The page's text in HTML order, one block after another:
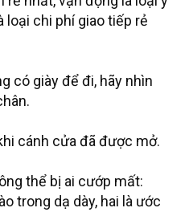
loại chi phí giao tiếp rẻ
có giày để đi, hãy nhìn
cánh cửa đã được mở.
thể bị ai cướp mất:
trong dạ dày, hai là ước